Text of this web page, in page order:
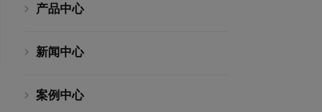
产品中心
新闻中心
案例中心